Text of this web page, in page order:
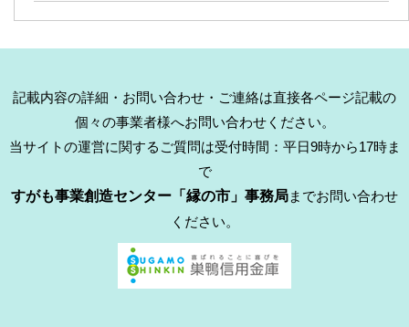
記載内容の詳細・お問い合わせ・ご連絡は直接各ページ記載の
個々の事業者様へお問い合わせください。
当サイトの運営に関するご質問は受付時間：平日9時から17時ま
で
すがも事業創造センター「縁の市」事務局までお問い合わせ
ください。